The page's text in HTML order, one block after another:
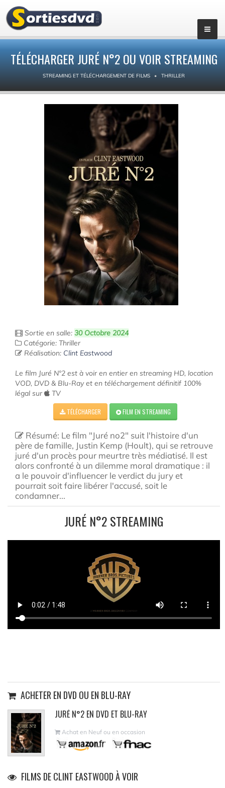
TÉLÉCHARGER JURÉ N°2 OU VOIR STREAMING
STREAMING ET TÉLÉCHARGEMENT DE FILMS THRILLER
Sortie en salle: 30 Octobre 2024
Catégorie: Thriller
Réalisation: Clint Eastwood
Le film Juré N°2 est à voir en entier en streaming HD, location
VOD, DVD & Blu-Ray et en téléchargement définitif 100%
légal sur
TV
TÉLÉCHARGER FILM EN STREAMING
Résumé: Le film "Juré no2" suit l'histoire d'un
père de famille, Justin Kemp (Hoult), qui se retrouve
juré d'un procès pour meurtre très médiatisé. Il est
alors confronté à un dilemme moral dramatique : il
a le pouvoir d'influencer le verdict du jury et
pourrait soit faire libérer l'accusé, soit le
condamner...
JURÉ N°2 STREAMING
ACHETER EN DVD OU EN BLU-RAY
JURÉ N°2 EN DVD ET BLU-RAY
Achat en Neuf ou en occasion
FILMS DE CLINT EASTWOOD À VOIR